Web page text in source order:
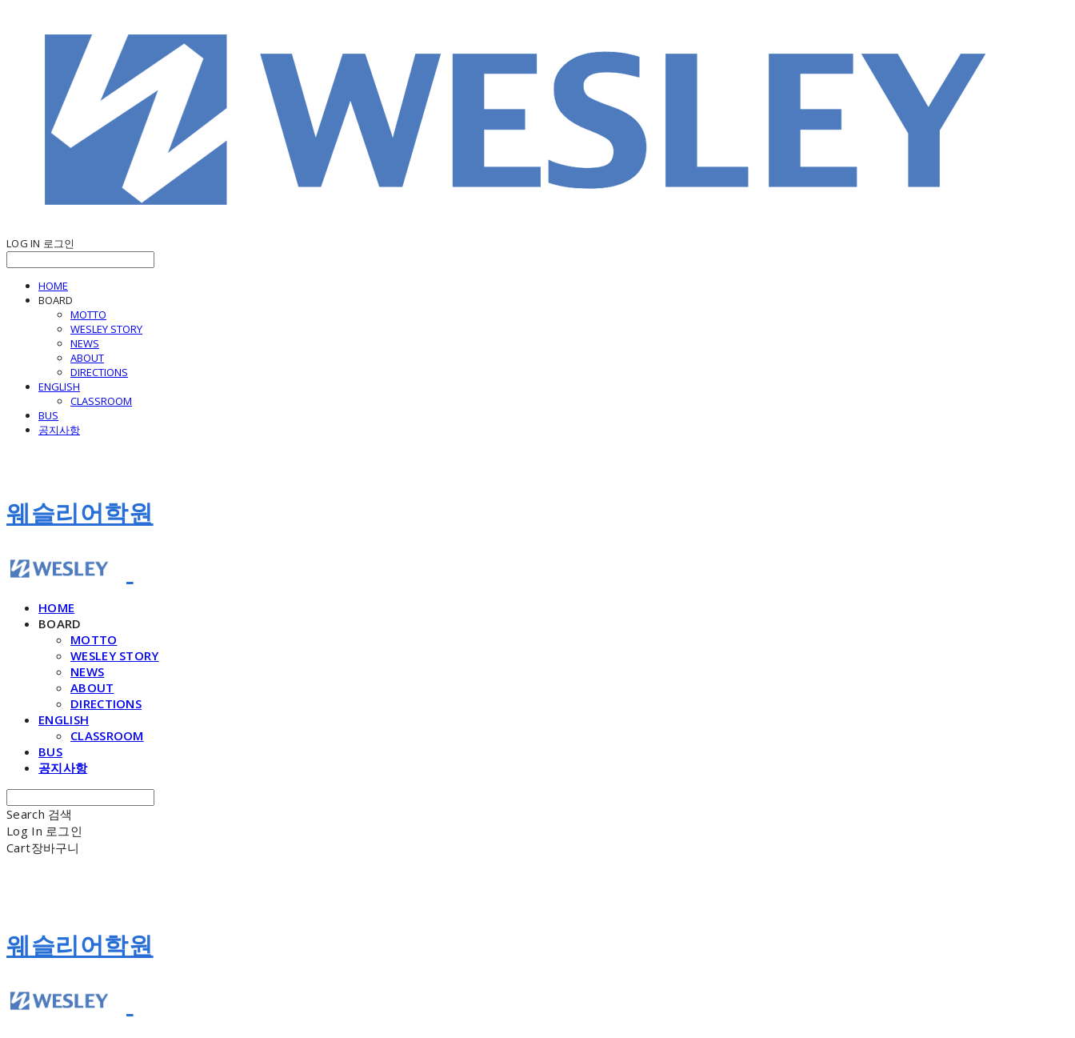
LOG IN 로그인
HOME
BOARD
MOTTO
WESLEY STORY
NEWS
ABOUT
DIRECTIONS
ENGLISH
CLASSROOM
BUS
공지사항
웨슬리어학원
HOME
BOARD
MOTTO
WESLEY STORY
NEWS
ABOUT
DIRECTIONS
ENGLISH
CLASSROOM
BUS
공지사항
Search 검색
Log In 로그인
Cart장바구니
웨슬리어학원